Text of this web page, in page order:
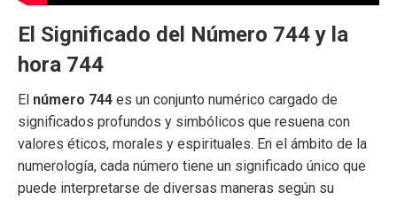
El Significado del Número 744 y la
hora 744
El número 744 es un conjunto numérico cargado de
significados profundos y simbólicos que resuena con
valores éticos, morales y espirituales. En el ámbito de la
numerología, cada número tiene un significado único que
puede interpretarse de diversas maneras según su